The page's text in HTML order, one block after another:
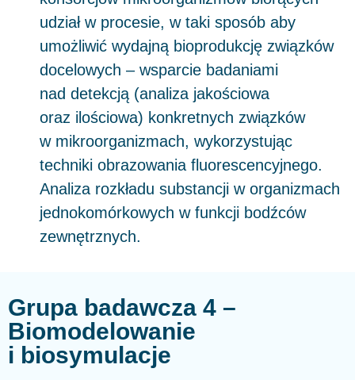
udział w procesie, w taki sposób aby
umożliwić wydajną bioprodukcję związków
docelowych – wsparcie badaniami
nad detekcją (analiza jakościowa
oraz ilościowa) konkretnych związków
w mikroorganizmach, wykorzystując
techniki obrazowania fluorescencyjnego.
Analiza rozkładu substancji w organizmach
jednokomórkowych w funkcji bodźców
zewnętrznych.
Grupa badawcza 4 –
Biomodelowanie
i biosymulacje